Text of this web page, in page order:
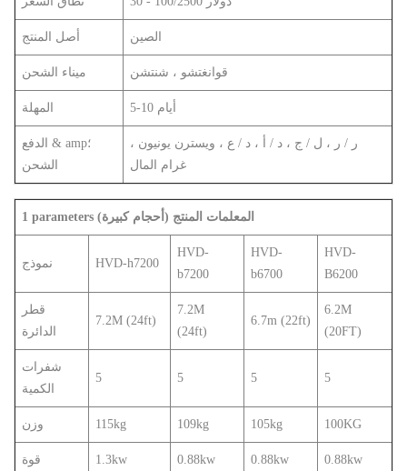
أصل المنتج الصين
ميناء الشحن قوانغتشو ، شنتشن
المهلة 5-10 أيام
الدفع & amp؛
الشحن
ر / ر ، ل / ج ، د / أ ، د / ع ، ويسترن يونيون ،
غرام المال
1 parameters المعلمات المنتج (أحجام كبيرة)
نموذج HVD-h7200
HVD-
b7200
HVD-
b6700
HVD-
B6200
قطر
الدائرة
7.2M (24ft)
7.2M
(24ft)
6.7m (22ft)
6.2M
(20FT)
شفرات
الكمية
5 5 5 5
وزن 115kg 109kg 105kg 100KG
قوة 1.3kw 0.88kw 0.88kw 0.88kw